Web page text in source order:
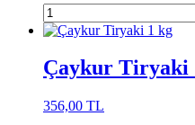
Çaykur Tiryaki
356,00 TL